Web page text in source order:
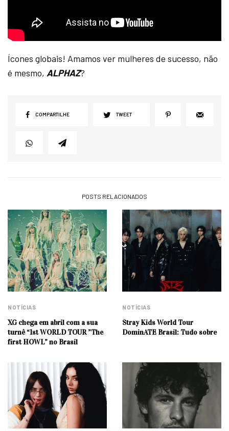
Ícones globais! Amamos ver mulheres de sucesso, não
é mesmo, ALPHAZ?
COMPARTILHE TWEET
POSTS RELACIONADOS
NOTÍCIAS
XG chega em abril com a sua
turnê “1st WORLD TOUR ”The
first HOWL” no Brasil
NOTÍCIAS
Stray Kids World Tour
DominATE Brasil: Tudo sobre